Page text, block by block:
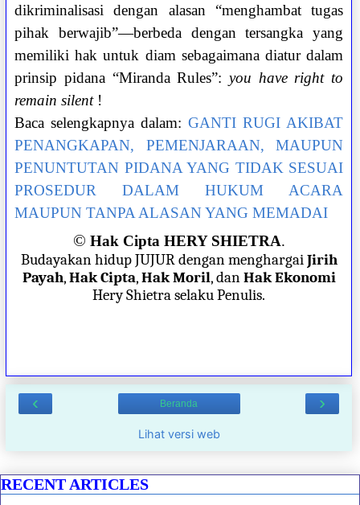
dikriminalisasi dengan alasan “menghambat tugas
pihak berwajib”—berbeda dengan tersangka yang
memiliki hak untuk diam sebagaimana diatur dalam
prinsip pidana “Miranda Rules”: you have right to
remain silent !
Baca selengkapnya dalam:GANTI RUGI AKIBAT
PENANGKAPAN, PEMENJARAAN, MAUPUN
PENUNTUTAN PIDANA YANG TIDAK SESUAI
PROSEDUR DALAM HUKUM ACARA
MAUPUN TANPA ALASAN YANG MEMADAI
© Hak Cipta HERY SHIETRA.
Budayakan hidup JUJUR dengan menghargaiJirih
Payah,Hak Cipta,Hak Moril, danHak Ekonomi
Hery Shietra selaku Penulis.
‹ ›
Beranda
Lihat versi web
RECENT ARTICLES